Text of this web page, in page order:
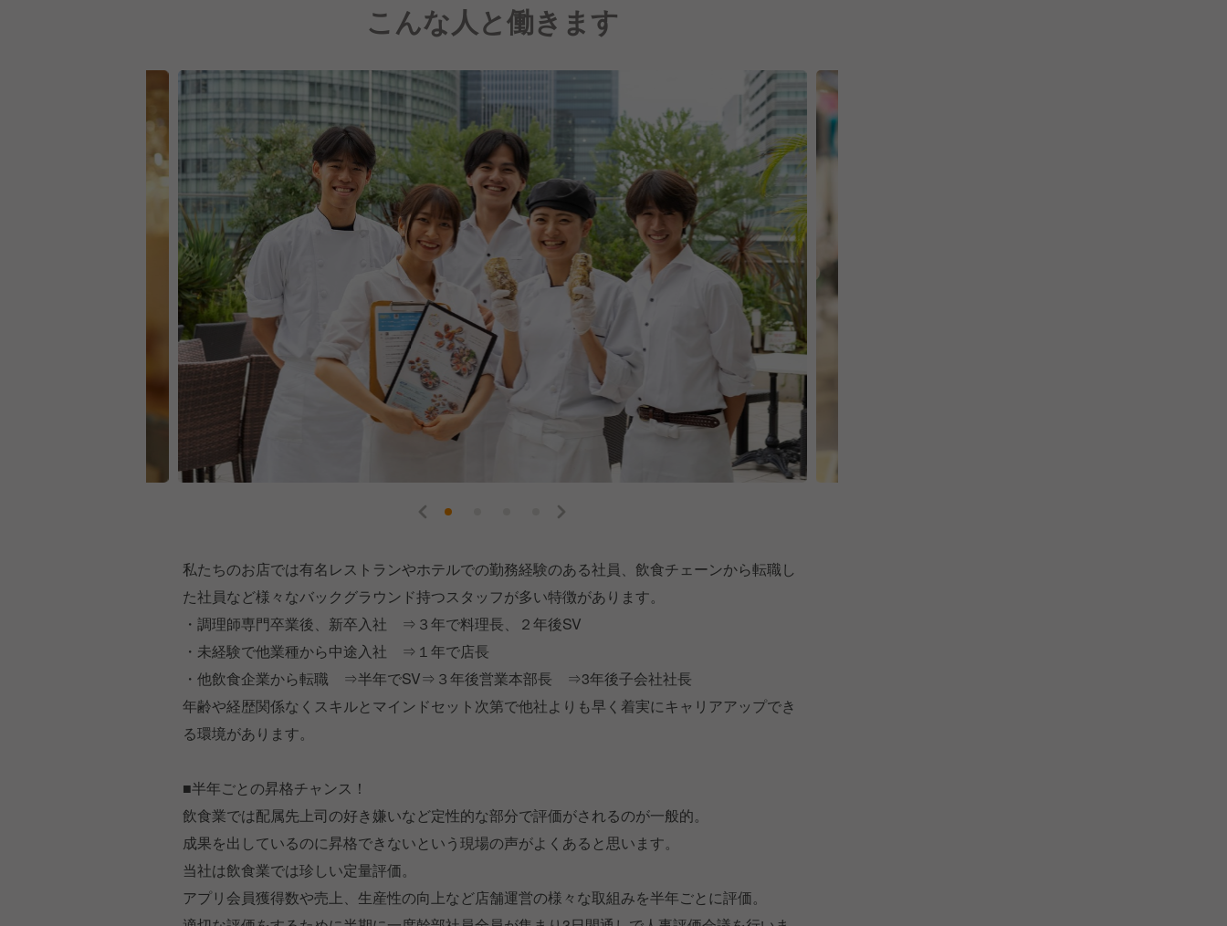
こんな人と働きます
私たちのお店では有名レストランやホテルでの勤務経験のある社員、飲食チェーンから転職し
た社員など様々なバックグラウンド持つスタッフが多い特徴があります。
・調理師専門卒業後、新卒入社 ⇒３年で料理長、２年後SV
・未経験で他業種から中途入社 ⇒１年で店長
・他飲食企業から転職 ⇒半年でSV⇒３年後営業本部長 ⇒3年後子会社社長
年齢や経歴関係なくスキルとマインドセット次第で他社よりも早く着実にキャリアアップでき
る環境があります。
■半年ごとの昇格チャンス！
飲食業では配属先上司の好き嫌いなど定性的な部分で評価がされるのが一般的。
成果を出しているのに昇格できないという現場の声がよくあると思います。
当社は飲食業では珍しい定量評価。
アプリ会員獲得数や売上、生産性の向上など店舗運営の様々な取組みを半年ごとに評価。